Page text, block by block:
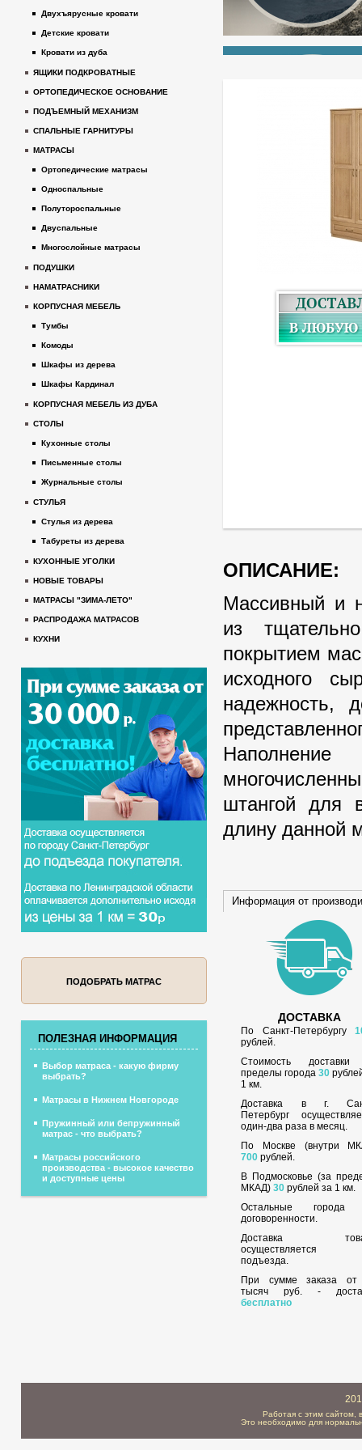
ОПИСАНИЕ:
Массивный и
из
покрытием
исходного
надежность,
штангой для
длину данной
Информация от
ДОСТАВКА
По Санкт-Петербургу
рублей.
Стоимость
пределы города30
1 км.
Доставка в г.
Петербург
один-два раза в месяц.
По Москве (внутри
700 рублей.
В Подмосковье (за
МКАД)30 рублей за 1 км.
Остальные города
договоренности.
Доставка
осуществляется
подъезда.
При сумме заказа
тысяч руб. -
бесплатно
Двухъярусные кровати
Детские кровати
Кровати из дуба
ЯЩИКИ ПОДКРОВАТНЫЕ
ОРТОПЕДИЧЕСКОЕ ОСНОВАНИЕ
ПОДЪЕМНЫЙ МЕХАНИЗМ
СПАЛЬНЫЕ ГАРНИТУРЫ
МАТРАСЫ
Ортопедические матрасы
Односпальные
Полутороспальные
Двуспальные
Многослойные матрасы
ПОДУШКИ
НАМАТРАСНИКИ
КОРПУСНАЯ МЕБЕЛЬ
Тумбы
Комоды
Шкафы из дерева
Шкафы Кардинал
КОРПУСНАЯ МЕБЕЛЬ ИЗ ДУБА
СТОЛЫ
Кухонные столы
Письменные столы
Журнальные столы
СТУЛЬЯ
Стулья из дерева
Табуреты из дерева
КУХОННЫЕ УГОЛКИ
НОВЫЕ ТОВАРЫ
МАТРАСЫ "ЗИМА-ЛЕТО"
РАСПРОДАЖА МАТРАСОВ
КУХНИ
ПОДОБРАТЬ МАТРАС
ПОЛЕЗНАЯ ИНФОРМАЦИЯ
Выбор матраса - какую фирму
выбрать?
Матрасы в Нижнем Новгороде
Пружинный или бепружинный
матрас - что выбрать?
Матрасы российского
производства - высокое качество
и доступные цены
Работая с этим сайтом,
Это необходимо для